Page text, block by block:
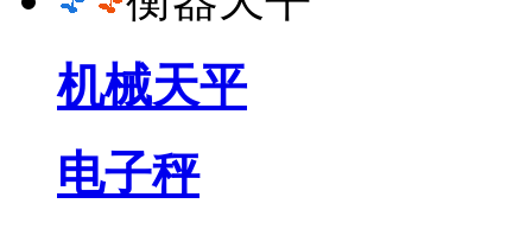
机械天平
电子秤